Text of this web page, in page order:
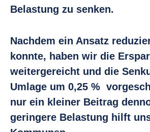
Belastung zu senken.
Nachdem ein Ansatz
konnte, haben wir die
weitergereicht und die
Umlage um 0,25 %
nur ein kleiner Beitrag
geringere Belastung hilft